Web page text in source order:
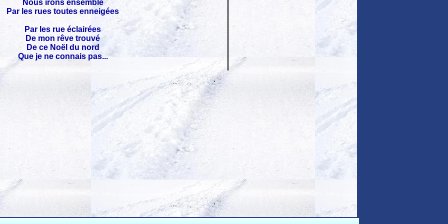
Nous irons ensemble
Par les rues toutes enneigées
Par les rue éclairées
De mon rêve trouvé
De ce Noël du nord
Que je ne connais pas...